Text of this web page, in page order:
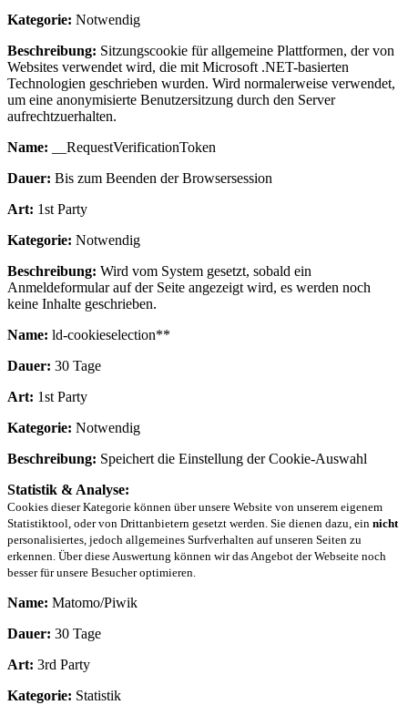
Kategorie: Notwendig
Beschreibung: Sitzungscookie für allgemeine Plattformen, der von
Websites verwendet wird, die mit Microsoft .NET-basierten
Technologien geschrieben wurden. Wird normalerweise verwendet,
um eine anonymisierte Benutzersitzung durch den Server
aufrechtzuerhalten.
Name: __RequestVerificationToken
Dauer: Bis zum Beenden der Browsersession
Art: 1st Party
Kategorie: Notwendig
Beschreibung: Wird vom System gesetzt, sobald ein
Anmeldeformular auf der Seite angezeigt wird, es werden noch
keine Inhalte geschrieben.
Name: ld-cookieselection**
Dauer: 30 Tage
Art: 1st Party
Kategorie: Notwendig
Beschreibung: Speichert die Einstellung der Cookie-Auswahl
Statistik & Analyse:
Cookies dieser Kategorie können über unsere Website von unserem eigenem
Statistiktool, oder von Drittanbietern gesetzt werden. Sie dienen dazu, ein nicht
personalisiertes, jedoch allgemeines Surfverhalten auf unseren Seiten zu
erkennen. Über diese Auswertung können wir das Angebot der Webseite noch
besser für unsere Besucher optimieren.
Name: Matomo/Piwik
Dauer: 30 Tage
Art: 3rd Party
Kategorie: Statistik